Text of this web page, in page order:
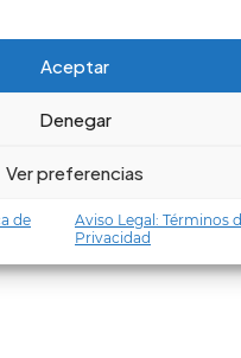
Aceptar
Denegar
Ver preferencias
de
Aviso Legal: Términos
Privacidad